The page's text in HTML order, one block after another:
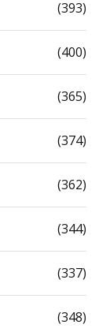
(393)
(400)
(365)
(374)
(362)
(344)
(337)
(348)